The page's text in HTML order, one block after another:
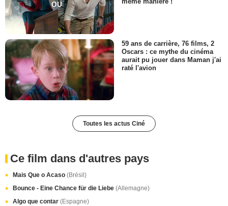
59 ans de carrière, 76 films, 2
Oscars : ce mythe du cinéma
aurait pu jouer dans Maman j'ai
raté l'avion
Toutes les actus Ciné
Ce film dans d'autres pays
Mais Que o Acaso (Brésil)
Bounce - Eine Chance für die Liebe (Allemagne)
Algo que contar (Espagne)